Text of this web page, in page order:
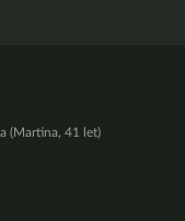
(Martina, 41 let)